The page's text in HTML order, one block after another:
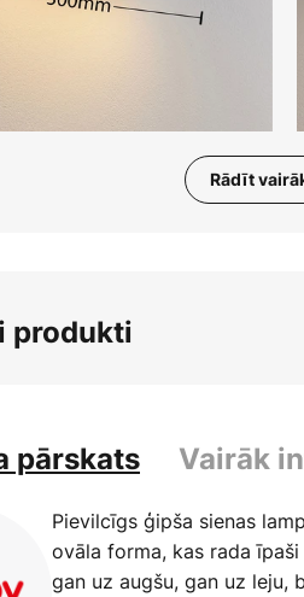
Rādīt
produkti
pārskats Vairāk
Pievilcīgs ģipša sienas
ovāla forma, kas rada
gan uz augšu, gan uz leju,